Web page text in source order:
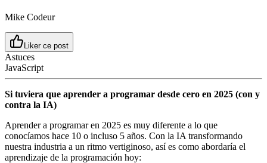
Mike Codeur
Liker ce post
Astuces
JavaScript
Si tuviera que aprender a programar desde cero en 2025 (con y
contra la IA)
Aprender a programar en 2025 es muy diferente a lo que
conocíamos hace 10 o incluso 5 años. Con la IA transformando
nuestra industria a un ritmo vertiginoso, así es como abordaría el
aprendizaje de la programación hoy: